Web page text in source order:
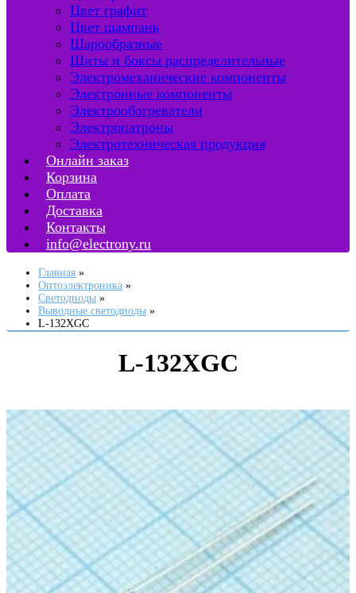
Цвет графит
Цвет шампань
Шарообразные
Щиты и боксы распределительные
Электромеханические компоненты
Электронные компоненты
Электрообогреватели
Электропатроны
Электротехническая продукция
Онлайн заказ
Корзина
Оплата
Доставка
Контакты
info@electrony.ru
Главная
Оптоэлектроника
Светодиоды
Выводные светодиоды
L-132XGC
L-132XGC